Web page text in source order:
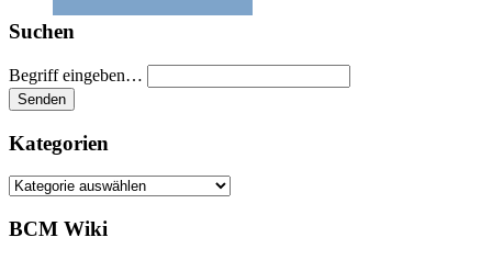
Suchen
Begriff eingeben…
Kategorien
Kategorien
BCM Wiki